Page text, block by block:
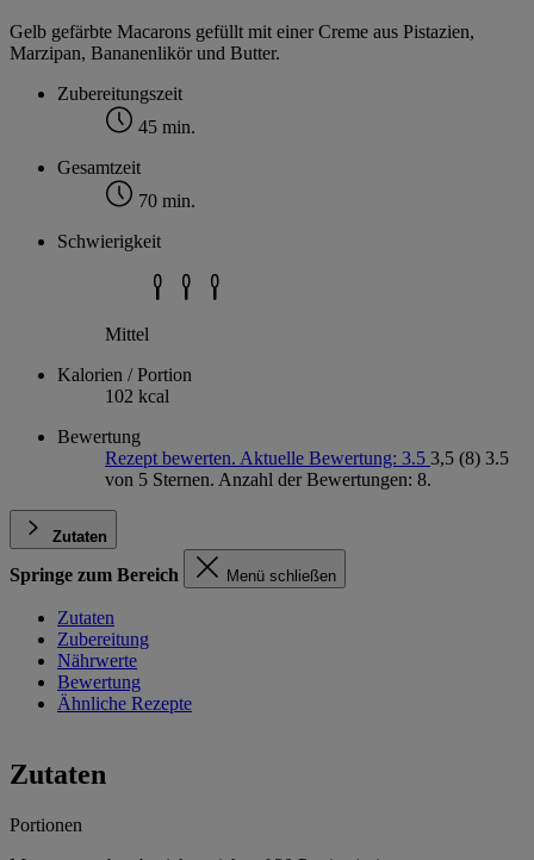
Gelb gefärbte Macarons gefüllt mit einer Creme aus Pistazien,
Marzipan, Bananenlikör und Butter.
Zubereitungszeit
45 min.
Gesamtzeit
70 min.
Schwierigkeit
Mittel
Kalorien / Portion
102 kcal
Bewertung
Rezept bewerten. Aktuelle Bewertung: 3.5 3,5 (8) 3.5
von 5 Sternen. Anzahl der Bewertungen: 8.
Zutaten
Springe zum Bereich Menü schließen
Zutaten
Zubereitung
Nährwerte
Bewertung
Ähnliche Rezepte
Zutaten
Portionen